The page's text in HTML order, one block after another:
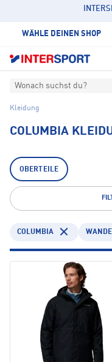
WÄHLE DEINEN SHOP
Wonach suchst du?
Kleidung
COLUMBIA
OBERTEILE
COLUMBIA